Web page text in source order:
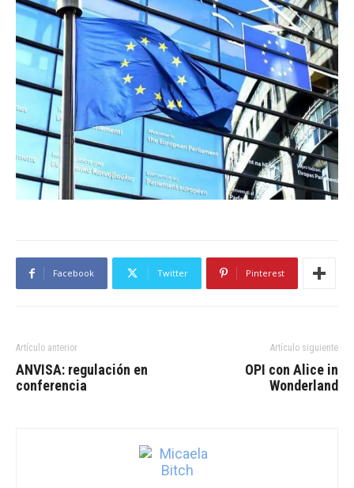
Facebook Twitter Pinterest
Artículo anterior
ANVISA: regulación en
conferencia
Artículo siguiente
OPI con Alice in
Wonderland